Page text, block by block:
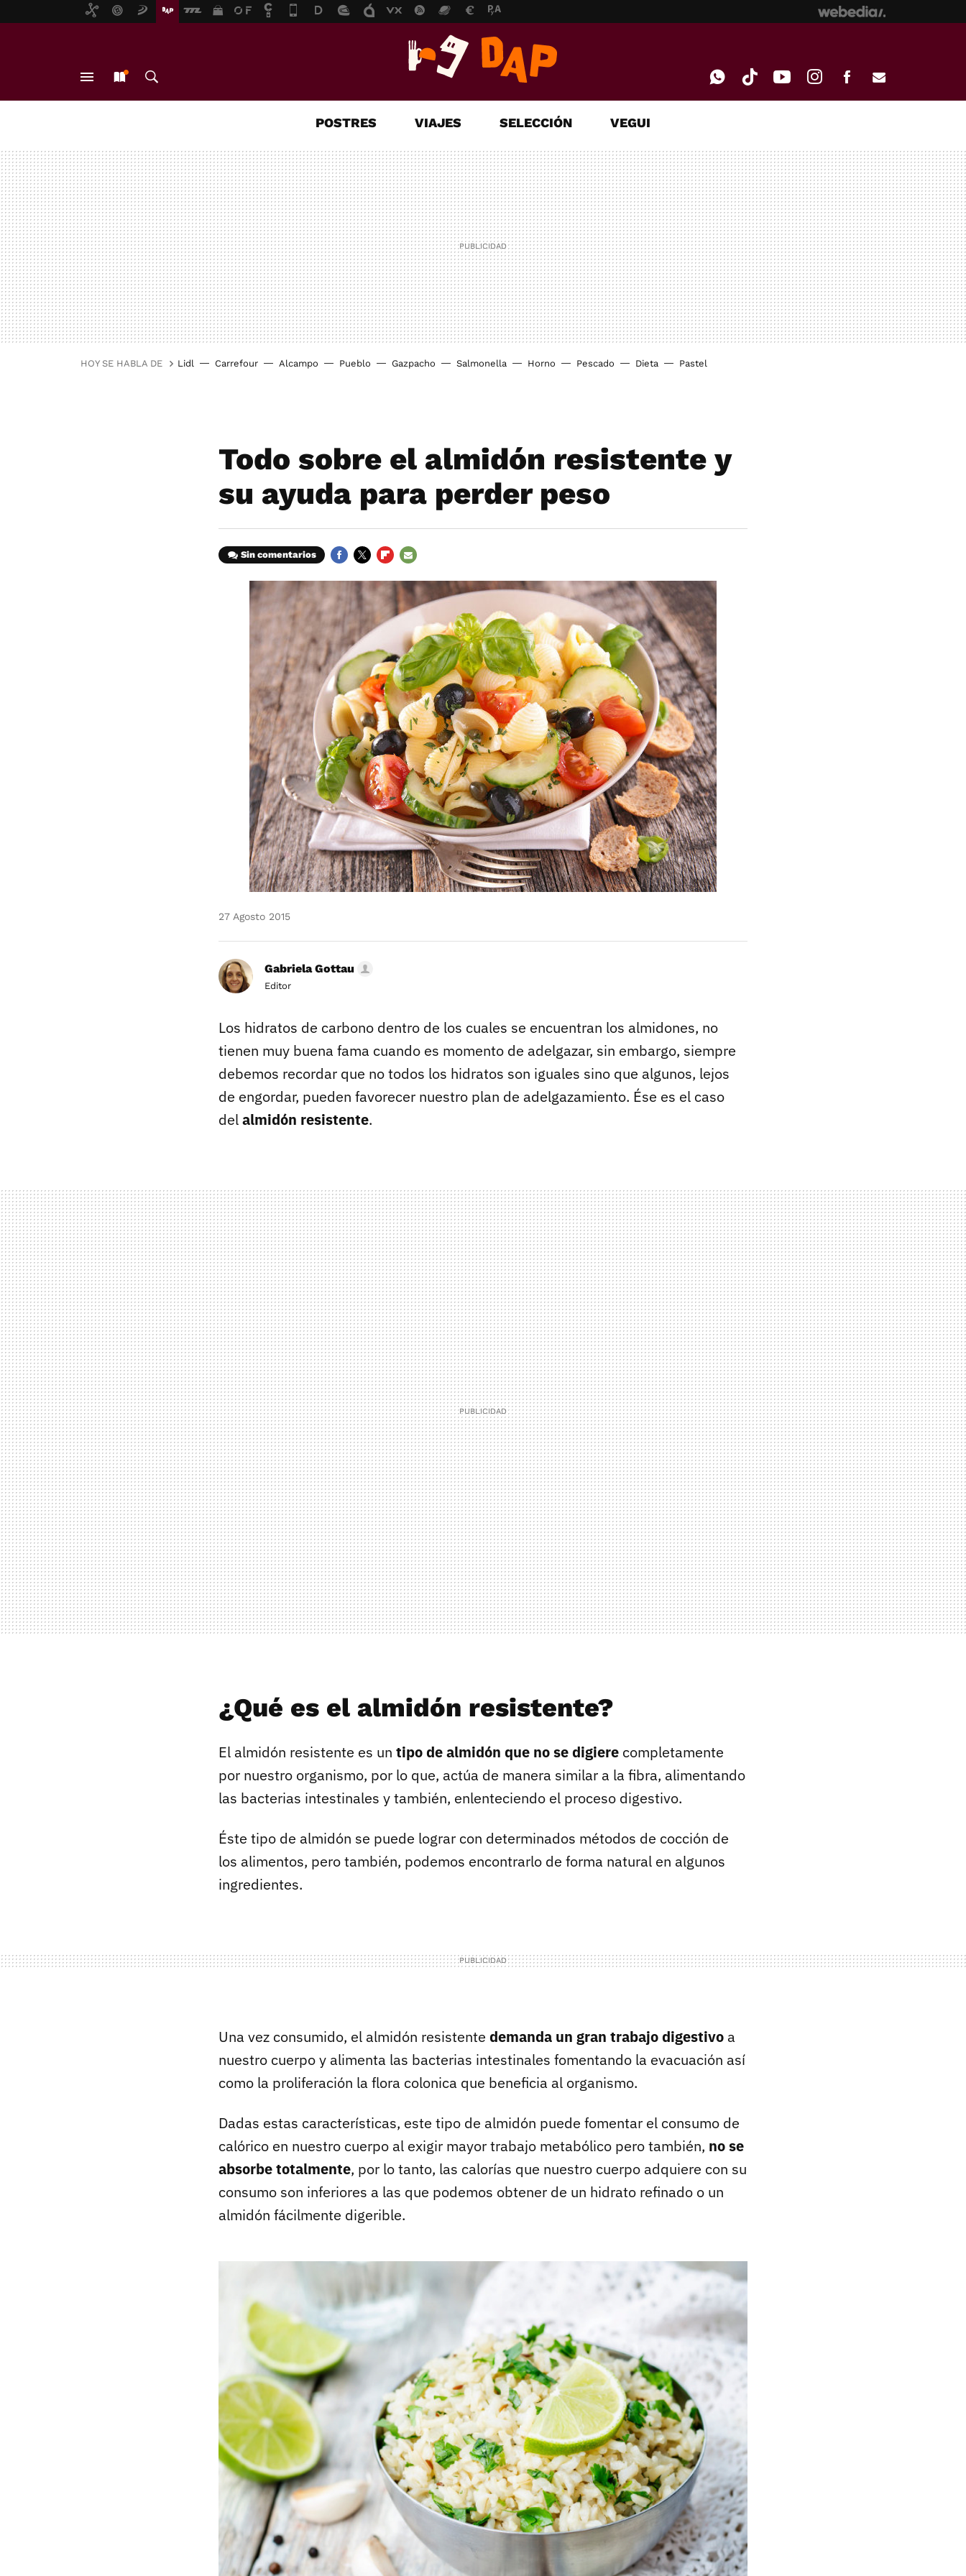
MAIL
POSTRES VIAJES SELECCIÓN VEGUI
HOY SE HABLA DE Lidl Carrefour Alcampo Pueblo Gazpacho Salmonella Horno Pescado Dieta Pastel
Todo sobre el almidón resistente y
su ayuda para perder peso
Sin comentarios
MAIL
27 Agosto 2015
Gabriela Gottau
Editor
Los hidratos de carbono dentro de los cuales se encuentran los almidones, no
tienen muy buena fama cuando es momento de adelgazar, sin embargo, siempre
debemos recordar que no todos los hidratos son iguales sino que algunos, lejos
de engordar, pueden favorecer nuestro plan de adelgazamiento. Ése es el caso
delalmidón resistente.
¿Qué es el almidón resistente?
El almidón resistente es un tipo de almidón que no se digiere completamente
por nuestro organismo, por lo que, actúa de manera similar a la fibra, alimentando
las bacterias intestinales y también, enlenteciendo el proceso digestivo.
Éste tipo de almidón se puede lograr con determinados métodos de cocción de
los alimentos, pero también, podemos encontrarlo de forma natural en algunos
ingredientes.
Una vez consumido, el almidón resistente demanda un gran trabajo digestivo a
nuestro cuerpo y alimenta las bacterias intestinales fomentando la evacuación así
como la proliferación la flora colonica que beneficia al organismo.
Dadas estas características, este tipo de almidón puede fomentar el consumo de
calórico en nuestro cuerpo al exigir mayor trabajo metabólico pero también, no se
absorbe totalmente, por lo tanto, las calorías que nuestro cuerpo adquiere con su
consumo son inferiores a las que podemos obtener de un hidrato refinado o un
almidón fácilmente digerible.